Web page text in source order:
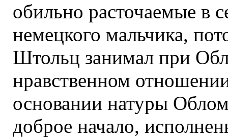
обильно расточаемые в
немецкого мальчика,
Штольц занимал при
нравственном
основании натуры
доброе начало,